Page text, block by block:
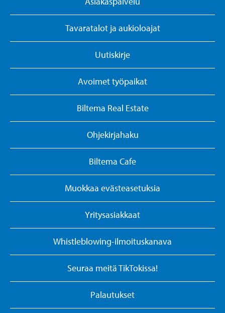
Tavaratalot ja aukioloajat
Uutiskirje
Avoimet työpaikat
Biltema Real Estate
Ohjekirjahaku
Biltema Cafe
Muokkaa evästeasetuksia
Yritysasiakkaat
Whistleblowing-ilmoituskanava
Seuraa meitä TikTokissa!
Palautukset